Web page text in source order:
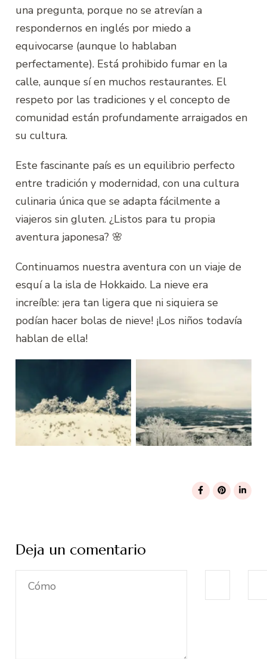
una pregunta, porque no se atrevían a
respondernos en inglés por miedo a
equivocarse (aunque lo hablaban
perfectamente). Está prohibido fumar en la
calle, aunque sí en muchos restaurantes. El
respeto por las tradiciones y el concepto de
comunidad están profundamente arraigados en
su cultura.
Este fascinante país es un equilibrio perfecto
entre tradición y modernidad, con una cultura
culinaria única que se adapta fácilmente a
viajeros sin gluten. ¿Listos para tu propia
aventura japonesa? 🌸
Continuamos nuestra aventura con un viaje de
esquí a la isla de Hokkaido. La nieve era
increíble: ¡era tan ligera que ni siquiera se
podían hacer bolas de nieve! ¡Los niños todavía
hablan de ella!
Hokkaidō Hokkaidō
Deja un comentario